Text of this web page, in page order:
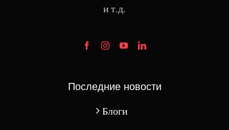
и т.д.
Последние новости
Блоги